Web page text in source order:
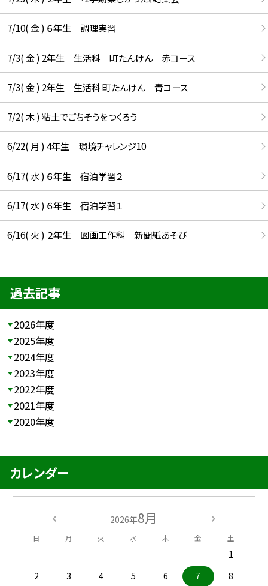
7/10( 金 ) ６年生 調理実習
7/3( 金 ) 2年生 生活科 町たんけん 赤コース
7/3( 金 ) 2年生 生活科 町たんけん 青コース
7/2( 木 ) 粘土でごちそうをつくろう
6/22( 月 ) 4年生 環境チャレンジ10
6/17( 水 ) ６年生 宿泊学習２
6/17( 水 ) ６年生 宿泊学習１
6/16( 火 ) ２年生 図画工作科 新聞紙あそび
過去記事
2026年度
2025年度
2024年度
2023年度
2022年度
2021年度
2020年度
カレンダー
2026年8月
日 月 火 水 木 金 土
1
2
3 4 5 6 7
8